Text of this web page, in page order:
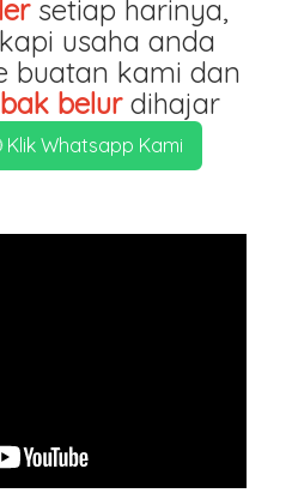
setiap harinya,
usaha anda
buatan kami dan
belurdihajar
Klik Whatsapp Kami